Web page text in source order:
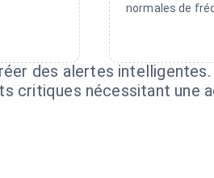
normales de
des alertes intelligentes.
critiques nécessitant une